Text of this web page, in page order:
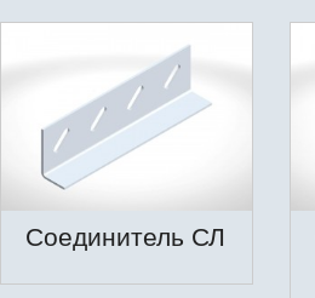
Соединитель СЛ